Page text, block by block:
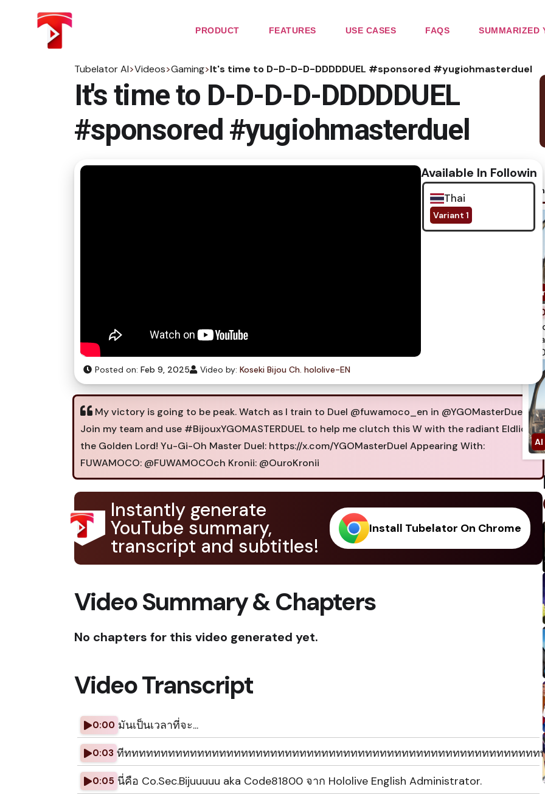
PRODUCT FEATURES USE CASES FAQS SUMMARIZED
Tubelator AI>Videos>Gaming>It's time to D-D-D-D-DDDDDUEL #sponsored #yugiohmasterduel
It's time to D-D-D-D-DDDDDUEL
#sponsored #yugiohmasterduel
Available In
Thai
Variant 1
Posted on: Feb 9, 2025 Video by: Koseki Bijou Ch. hololive-EN
My victory is going to be peak. Watch as I train to Duel @fuwamoco_en in @YGOMasterDuel!
Join my team and use #BijouxYGOMASTERDUEL to help me clutch this W with the radiant Eldlich
the Golden Lord! Yu-Gi-Oh Master Duel: https://x.com/YGOMasterDuel Appearing With:
FUWAMOCO: @FUWAMOCOch Kronii: @OuroKronii
Instantly generate
YouTube summary,
transcript and subtitles!
Install Tubelator On Chrome
Video Summary & Chapters
No chapters for this video generated yet.
Video Transcript
0:00 มันเป็นเวลาที่จะ...
0:03 ทีททททททททททททททททททททททททททททททททททททททททททททททททททททททท
0:05 นี่คือ Co.Sec.Bijuuuuu aka Code81800 จาก Hololive English Administrator.
No